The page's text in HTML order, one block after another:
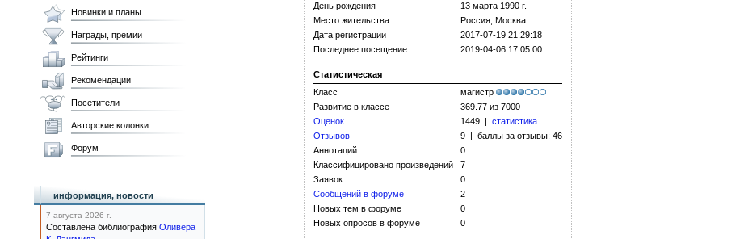
День рождения
13 марта 1990 г.
Место жительства
Россия, Москва
Дата регистрации
2017-07-19 21:29:18
Последнее посещение
2019-04-06 17:05:00
Статистическая
Класс
магистр
Развитие в классе
369.77 из 7000
Оценок
1449 | статистика
Отзывов
9 | баллы за отзывы: 46
Аннотаций
0
Классифицировано произведений
7
Заявок
0
Сообщений в форуме
2
Новых тем в форуме
0
Новых опросов в форуме
0
Новинки и планы
Награды, премии
Рейтинги
Рекомендации
Посетители
Авторские колонки
Форум
информация, новости
7 августа 2026 г.
Составлена библиография Оливера